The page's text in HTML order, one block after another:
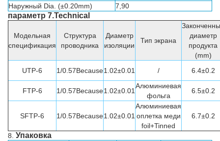
Наружный Dia. (±0.20mm)
7,90
параметр 7.Technical
Модельная
спецификация
Структура
проводника
Диаметр
изоляции
Тип экрана
диаметр
продукта
(mm)
UTP-6
1/0.57Because1.02±0.01 / 6.4±0.2
FTP-6 1/0.57Because1.02±0.01
Алюминиевая
фольга
6.5±0.2
SFTP-6 1/0.57Because1.02±0.01
Алюминиевая
оплетка меди
foil+Tinned
6.7±0.2
8. Упаковка